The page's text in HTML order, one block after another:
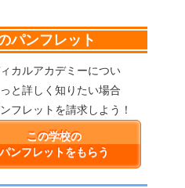
パンフレット
カルアカデミーについ
と詳しく知りたい場合
フレットを請求しよう！
この学校の
パンフレットをもらう